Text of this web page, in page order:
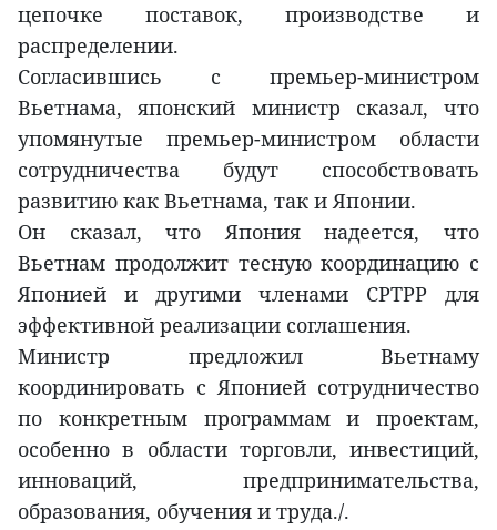
цепочке поставок, производстве и
распределении.
Согласившись с премьер-министром
Вьетнама, японский министр сказал, что
упомянутые премьер-министром области
сотрудничества будут способствовать
развитию как Вьетнама, так и Японии.
Он сказал, что Япония надеется, что
Вьетнам продолжит тесную координацию с
Японией и другими членами CPTPP для
эффективной реализации соглашения.
Министр предложил Вьетнаму
координировать с Японией сотрудничество
по конкретным программам и проектам,
особенно в области торговли, инвестиций,
инноваций, предпринимательства,
образования, обучения и труда./.